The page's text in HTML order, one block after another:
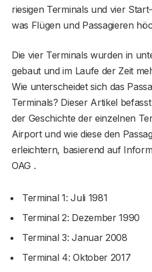
riesigen Terminals und vier
was Flügen und Passagieren
Die vier Terminals wurden in
gebaut und im Laufe der Zeit
Wie unterscheidet sich das
Terminals? Dieser Artikel
der Geschichte der einzelnen
Airport und wie diese den
erleichtern, basierend auf
OAG .
Terminal 1: Juli 1981
Terminal 2: Dezember 1990
Terminal 3: Januar 2008
Terminal 4: Oktober 2017